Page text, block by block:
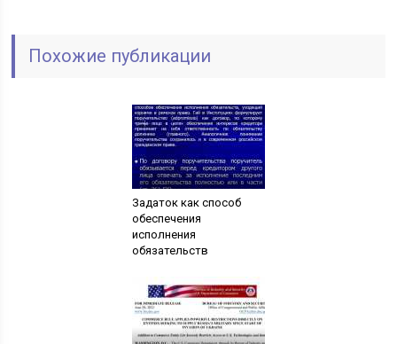
Похожие публикации
Задаток как способ
обеспечения
исполнения
обязательств